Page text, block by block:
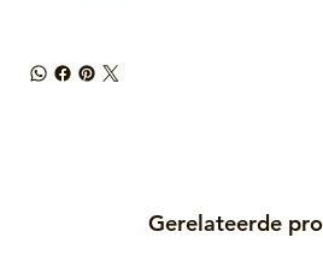
Gerelateerde